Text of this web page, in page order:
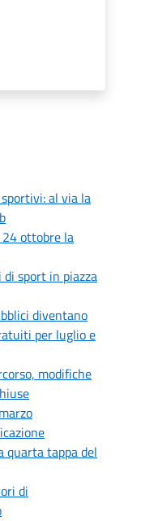
al via la
24 ottobre la
sport in piazza
diventano
per luglio e
modifiche
quarta tappa del
di